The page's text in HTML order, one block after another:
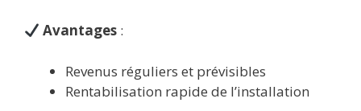
Avantages :
Revenus réguliers et prévisibles
Rentabilisation rapide de l’installation